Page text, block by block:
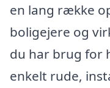
en lang række
boligejere og
du har brug for
enkelt rude,